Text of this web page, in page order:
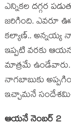
ఎన్నికల దగ్గర
జరిగింది. ఎవరూ
కల్యాణ్.. అన్నయ్య
ఇప్పటి వరకు
మాత్రమే ఉండేవారు.
నాగబాబుకు
ఇచ్చామనే
ఆయనే నెంబర్ 2